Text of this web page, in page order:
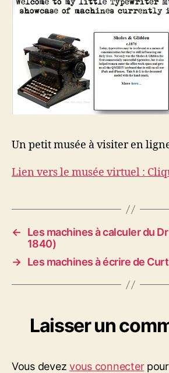
Un petit musée à visiter en
Lien vers le musée virtuel :
←
Les machines à calculer du
1840)
→ Les machines à écrire de
Laisser un
Vous devezvous connecterpour